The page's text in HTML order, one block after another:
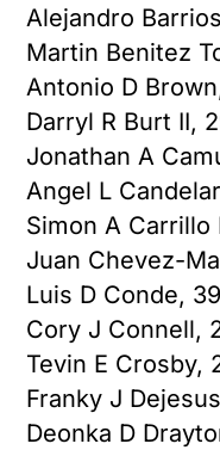
Alejandro
Martin Benitez
Antonio D
Darryl R Burt II,
Jonathan A
Angel L
Simon A Carrillo
Juan Chevez-
Luis D Conde, 39
Cory J Connell,
Tevin E Crosby,
Franky J
Deonka D